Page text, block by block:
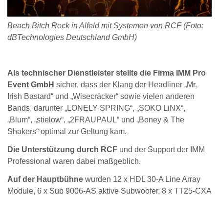
Beach Bitch Rock in Alfeld mit Systemen von RCF (Foto:
dBTechnologies Deutschland GmbH)
Als technischer Dienstleister stellte die Firma IMM Pro
Event GmbH sicher, dass der Klang der Headliner „Mr.
Irish Bastard“ und „Wisecräcker“ sowie vielen anderen
Bands, darunter „LONELY SPRING“, „SOKO LiNX“,
„Blum“, „stielow“, „2FRAUPAUL“ und „Boney & The
Shakers“ optimal zur Geltung kam.
Die Unterstützung durch RCF und der Support der IMM
Professional waren dabei maßgeblich.
Auf der Hauptbühne wurden 12 x HDL 30-A Line Array
Module, 6 x Sub 9006-AS aktive Subwoofer, 8 x TT25-CXA